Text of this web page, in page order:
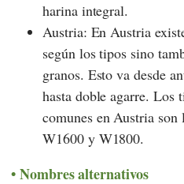
harina integral.
Austria: En Austria
según los tipos sino
granos. Esto va desde
hasta doble agarre. Los
comunes en Austria
W1600 y W1800.
Nombres alternativos